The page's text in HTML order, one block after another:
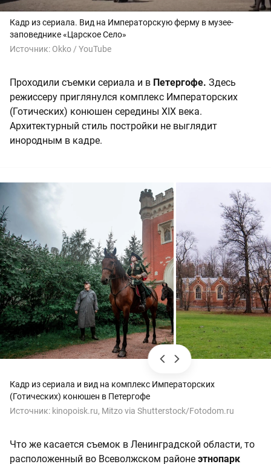
Кадр из сериала. Вид на Императорскую ферму в музее-
заповеднике «Царское Село»
Источник: Okko / YouTube
Проходили съемки сериала и в Петергофе. Здесь
режиссеру приглянулся комплекс Императорских
(Готических) конюшен середины XIX века.
Архитектурный стиль постройки не выглядит
инородным в кадре.
Кадр из сериала и вид на комплекс Императорских
(Готических) конюшен в Петергофе
Источник: kinopoisk.ru, Mitzo via Shutterstock/Fotodom.ru
Что же касается съемок в Ленинградской области, то
расположенный во Всеволжском районе этнопарк